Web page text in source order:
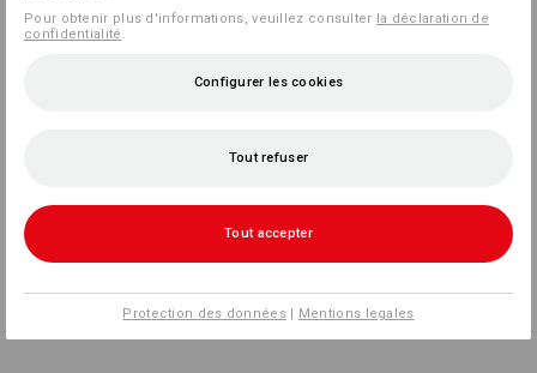
Pour obtenir plus d'informations, veuillez consulter la déclaration de
confidentialité .
Configurer les cookies
Tout refuser
Tout accepter
Protection des données| Mentions legales